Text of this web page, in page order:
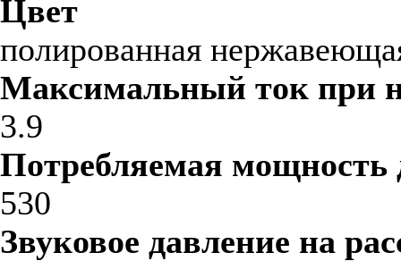
Цвет
полированная
Максимальный ток при
3.9
Потребляемая мощность
530
Звуковое давление на